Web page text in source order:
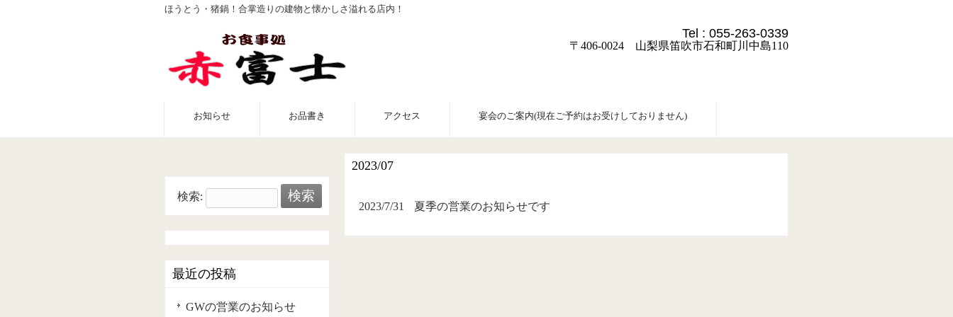
ほうとう・猪鍋！合掌造りの建物と懐かしさ溢れる店内！
Tel : 055-263-0339
〒406-0024 山梨県笛吹市石和町川中島110
お知らせ お品書き アクセス 宴会のご案内(現在ご予約はお受けしておりません)
2023/07
2023/7/31 夏季の営業のお知らせです
検索:
最近の投稿
GWの営業のお知らせ